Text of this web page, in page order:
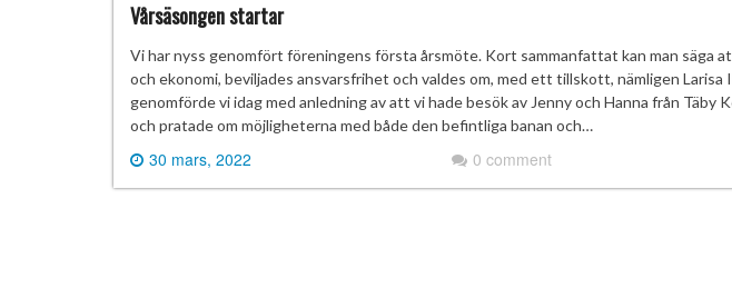
Vårsäsongen startar
Vi har nyss genomfört föreningens första årsmöte. Kort sammanfattat kan man säga
och ekonomi, beviljades ansvarsfrihet och valdes om, med ett tillskott, nämligen
genomförde vi idag med anledning av att vi hade besök av Jenny och Hanna från Täby
och pratade om möjligheterna med både den befintliga banan och…
30 mars, 2022 0 comment